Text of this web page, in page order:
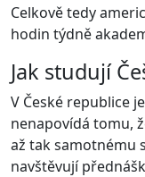
Celkově tedy
hodin týdně
Jak studují
V České republice
nenapovídá tomu,
až tak samotnému
navštěvují